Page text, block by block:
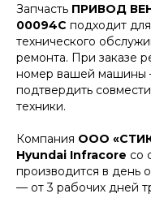
Запчасть ПРИВОД
00094C подходит
технического
ремонта. При заказе
номер вашей машины
подтвердить
техники.
Компания ООО
Hyundai Infracore со
производится в день
— от 3 рабочих дней